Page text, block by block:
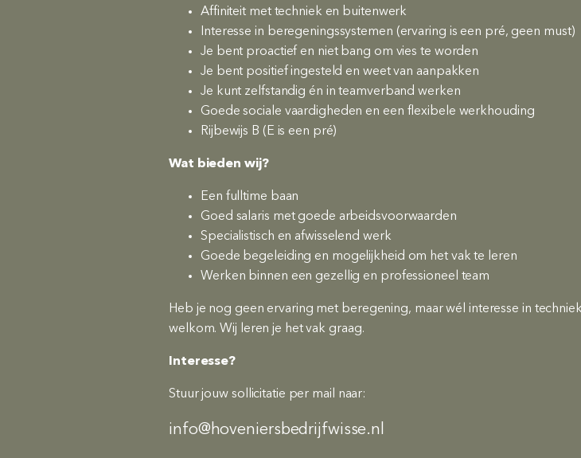
Affiniteit met techniek en buitenwerk
Interesse in beregeningssystemen (ervaring is een pré, geen must)
Je bent proactief en niet bang om vies te worden
Je bent positief ingesteld en weet van aanpakken
Je kunt zelfstandig én in teamverband werken
Goede sociale vaardigheden en een flexibele werkhouding
Rijbewijs B (E is een pré)
Wat bieden wij?
Een fulltime baan
Goed salaris met goede arbeidsvoorwaarden
Specialistisch en afwisselend werk
Goede begeleiding en mogelijkheid om het vak te leren
Werken binnen een gezellig en professioneel team
Heb je nog geen ervaring met beregening, maar wél interesse in
welkom. Wij leren je het vak graag.
Interesse?
Stuur jouw sollicitatie per mail naar:
info@hoveniersbedrijfwisse.nl